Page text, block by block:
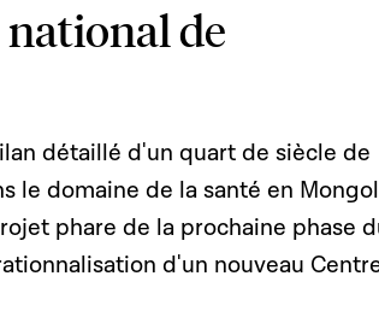
de
détaillé d'un quart de siècle de
le domaine de la santé en
phare de la prochaine phase
d'un nouveau